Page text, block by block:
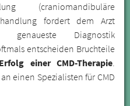
(craniomandibuläre
fordert dem Arzt
Diagnostik
entscheiden Bruchteile
Erfolg einer CMD-Therapie.
einen Spezialisten für CMD